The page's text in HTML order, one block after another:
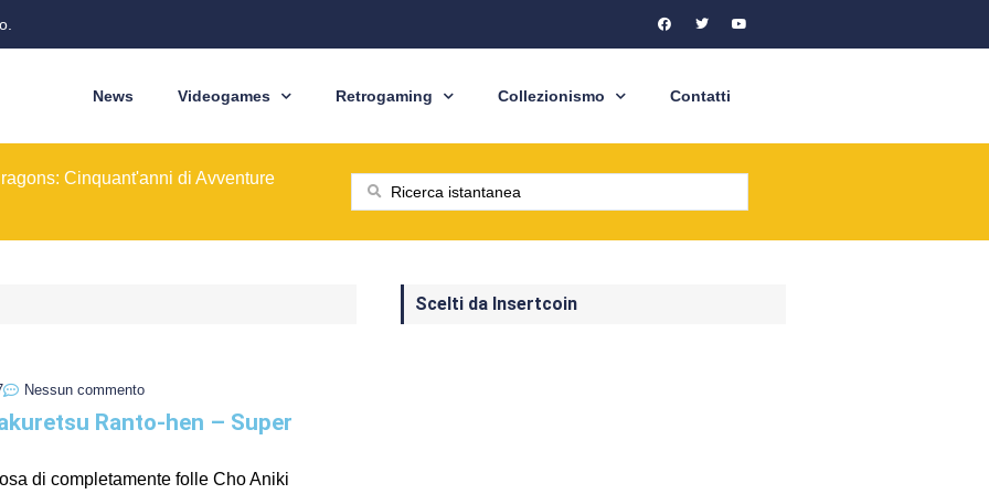
News Videogames Retrogaming Collezionismo Contatti
del modello originale
le sale giochi nel 1989
Cinquant'anni di Avventure
dal pixel al Sottosopra
BioWare
nostre tasche
del modello originale
le sale giochi nel 1989
Nessun commento
Ranto-hen – Super
di completamente folle Cho Aniki
Scelti da Insertcoin